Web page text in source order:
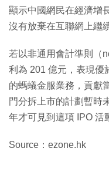
顯示中國網民在經濟增
沒有放棄在互聯網上繼
若以非通用會計準則（
利為 201 億元，表現優
的螞蟻金服業務，貢獻
門分拆上市的計劃暫時
年才可見到這項 IPO 活
Source：ezone.hk